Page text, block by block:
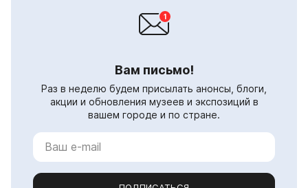
Вам письмо!
Раз в неделю будем присылать анонсы, блоги,
акции и обновления музеев и экспозиций в
вашем городе и по стране.